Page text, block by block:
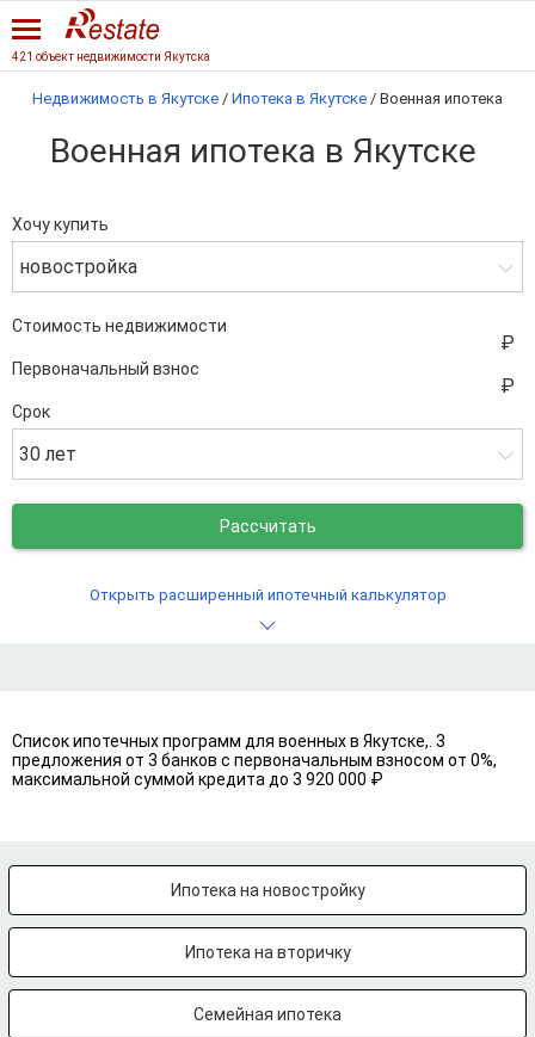
421 объект недвижимости Якутска
Недвижимость в Якутске / Ипотека в Якутске / Военная ипотека
Военная ипотека в Якутске
Хочу купить
новостройка
Стоимость недвижимости
Первоначальный взнос
Срок
30 лет
Рассчитать
Открыть расширенный ипотечный калькулятор
Список ипотечных программ для военных в Якутске,. 3
предложения от 3 банков с первоначальным взносом от 0%,
максимальной суммой кредита до 3 920 000 ₽
Ипотека на новостройку
Ипотека на вторичку
Семейная ипотека